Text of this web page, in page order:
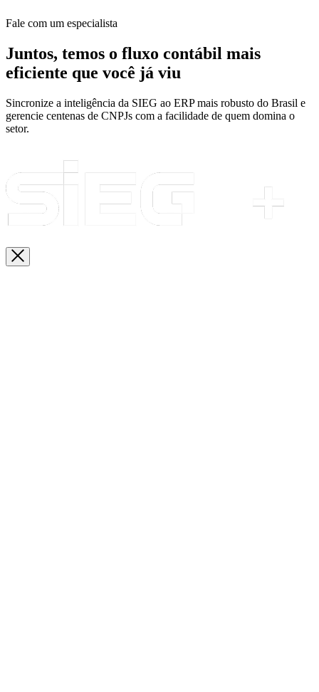
Fale com um especialista
Juntos, temos o fluxo contábil mais
eficiente que você já viu
Sincronize a inteligência da SIEG ao ERP mais robusto do Brasil e
gerencie centenas de CNPJs com a facilidade de quem domina o
setor.